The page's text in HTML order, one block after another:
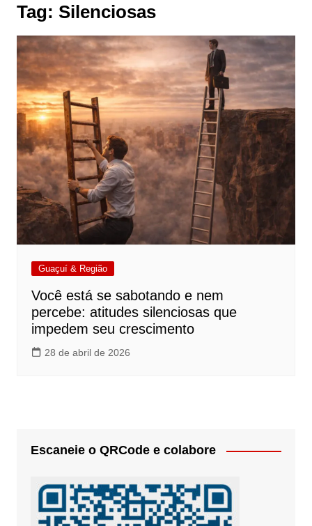
Tag: Silenciosas
Guaçuí & Região
Você está se sabotando e nem
percebe: atitudes silenciosas que
impedem seu crescimento
28 de abril de 2026
Escaneie o QRCode e colabore